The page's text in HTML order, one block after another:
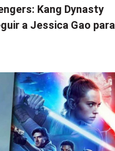
Kang Dynasty
a Jessica Gao para